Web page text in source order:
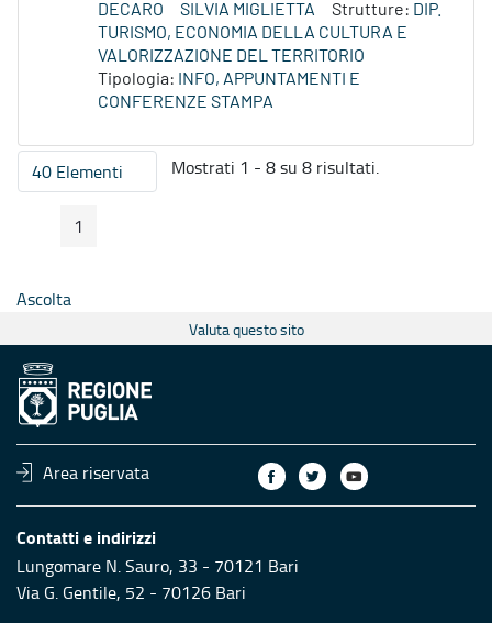
DECARO
SILVIA MIGLIETTA Strutture: DIP.
TURISMO, ECONOMIA DELLA CULTURA E
VALORIZZAZIONE DEL TERRITORIO
Tipologia:
INFO, APPUNTAMENTI E
CONFERENZE STAMPA
40 ElementiPer pagina
Mostrati 1 - 8 su 8 risultati.
Pagina Precedente
Pagina
1
Ascolta
Valuta questo sito
Area riservata
Contatti e indirizzi
Lungomare N. Sauro, 33 - 70121 Bari
Via G. Gentile, 52 - 70126 Bari